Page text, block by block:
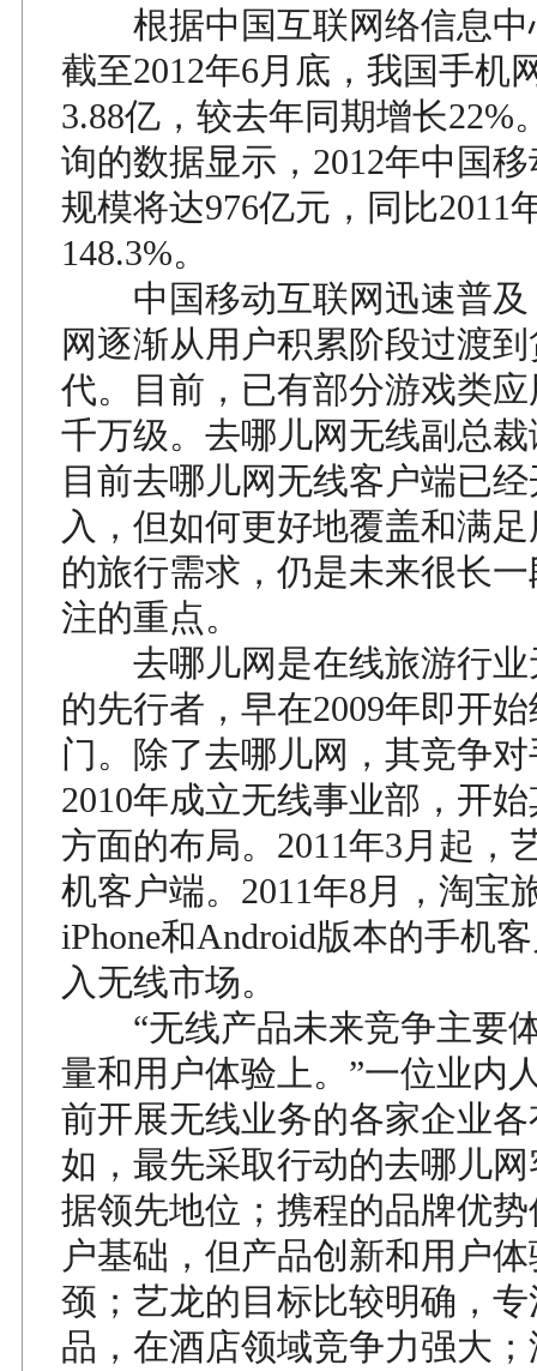
根据中国互联网络信息中
截至2012年6月底，我国手机
3.88亿，较去年同期增长22%
询的数据显示，2012年中国
规模将达976亿元，同比2011
148.3%。
中国移动互联网迅速普及
网逐渐从用户积累阶段过渡
代。目前，已有部分游戏类
千万级。去哪儿网无线副总
目前去哪儿网无线客户端已
入，但如何更好地覆盖和满
的旅行需求，仍是未来很长
注的重点。
去哪儿网是在线旅游行业
的先行者，早在2009年即开
门。除了去哪儿网，其竞争
2010年成立无线事业部，开
方面的布局。2011年3月起，
机客户端。2011年8月，淘宝
iPhone和Android版本的手机
入无线市场。
“无线产品未来竞争主要
量和用户体验上。”一位业内
前开展无线业务的各家企业
如，最先采取行动的去哪儿
据领先地位；携程的品牌优
户基础，但产品创新和用户
颈；艺龙的目标比较明确，
品，在酒店领域竞争力强大